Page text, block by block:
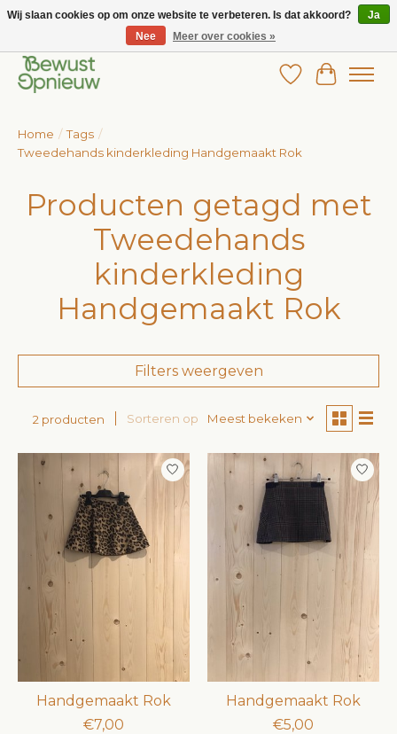
Wij bieden het grootste aanbod in betaalbare kinderkleding!
Verlanglijst
Home / Tags /
Tweedehands kinderkleding Handgemaakt Rok
Producten getagd met
Tweedehands
kinderkleding
Handgemaakt Rok
Filters weergeven
2 producten Sorteren op Meest bekeken
Handgemaakt Rok
€7,00
Handgemaakt Rok
€5,00
Wij slaan cookies op om onze website te verbeteren. Is dat akkoord?
Ja
Nee
Meer over cookies »